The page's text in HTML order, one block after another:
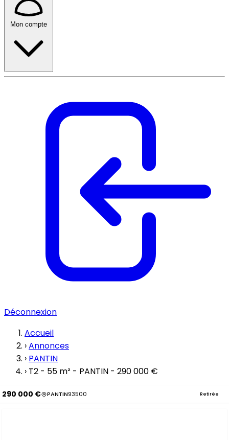
Mon compte
Déconnexion
Accueil
›Annonces
› PANTIN
› T2 - 55 m² - PANTIN - 290 000 €
290 000 € PANTIN93500 Retirée